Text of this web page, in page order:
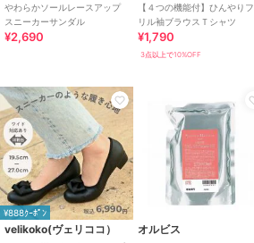
やわらかソールレースアップ
スニーカーサンダル
¥2,690
【４つの機能付】ひんやりフ
リル袖ブラウスＴシャツ
¥1,790
3点以上で10%OFF
¥888ｸｰﾎﾟﾝ
velikoko(ヴェリココ） オルビス